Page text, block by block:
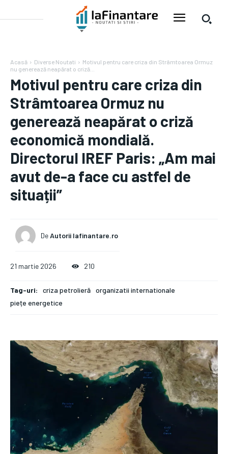
Acasă Diverse Noutati
Motivul pentru care criza din Strâmtoarea Ormuz
nu generează neapărat o criză...
Motivul pentru care criza din
Strâmtoarea Ormuz nu
generează neapărat o criză
economică mondială.
Directorul IREF Paris: „Am mai
avut de-a face cu astfel de
situații”
DeAutorii Iafinantare.ro
21 martie 2026 210
Tag-uri: criza petrolieră organizatii internationale
piețe energetice